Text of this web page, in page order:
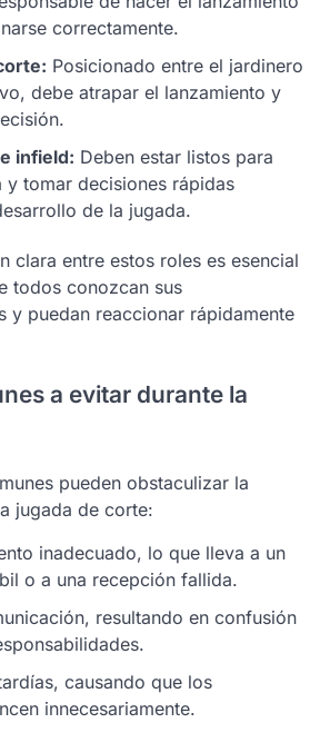
correctamente.
Posicionado entre el jardinero
debe atrapar el lanzamiento y
infield: Deben estar listos para
y tomar decisiones rápidas
de la jugada.
clara entre estos roles es esencial
todos conozcan sus
y puedan reaccionar rápidamente
a evitar durante la
pueden obstaculizar la
jugada de corte:
inadecuado, lo que lleva a un
o a una recepción fallida.
resultando en confusión
causando que los
innecesariamente.